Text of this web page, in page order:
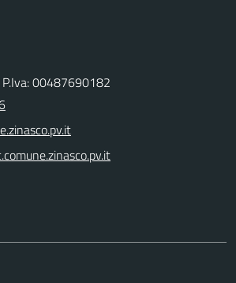
00487690182